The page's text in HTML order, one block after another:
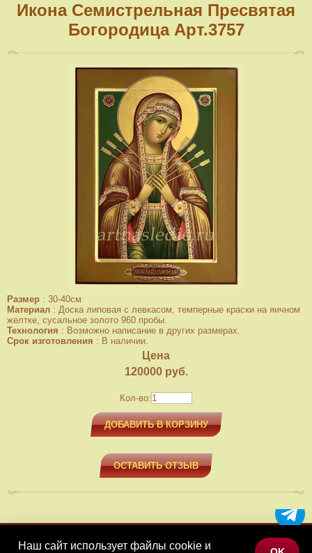
Икона Семистрельная Пресвятая
Богородица Арт.3757
Размер : 30-40см
Материал : Доска липовая с левкасом, темперные краски на яичном
желтке, сусальное золото 960 пробы.
Технология : Возможно написание в других размерах.
Срок изготовления : В наличии.
Цена
120000руб.
Кол-во:
ДОБАВИТЬ В КОРЗИНУ
ОСТАВИТЬ ОТЗЫВ
МЕНЮ
Наш сайт использует файлы cookie и